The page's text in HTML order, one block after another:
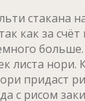
стакана
как за
больше.
листа
придаст
с рисом